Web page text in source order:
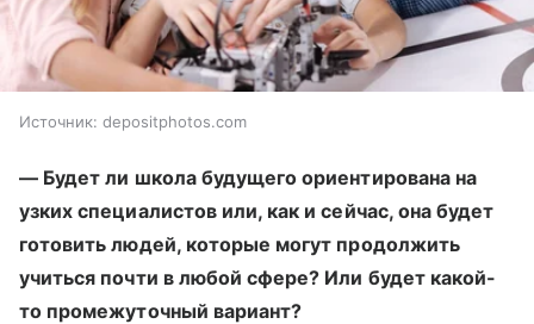
Источник: depositphotos.com
— Будет ли школа будущего ориентирована на
узких специалистов или, как и сейчас, она будет
готовить людей, которые могут продолжить
учиться почти в любой сфере? Или будет какой-
то промежуточный вариант?